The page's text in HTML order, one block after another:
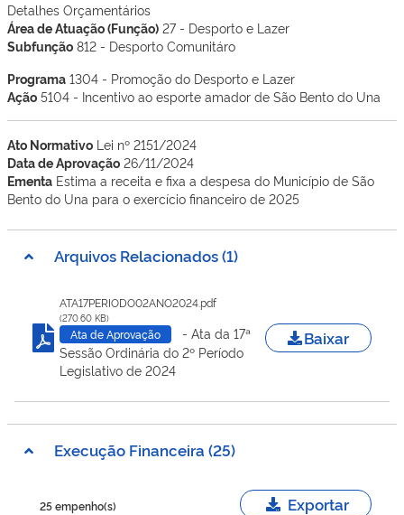
Detalhes Orçamentários
Área de Atuação (Função) 27 - Desporto e Lazer
Subfunção 812 - Desporto Comunitáro
Programa 1304 - Promoção do Desporto e Lazer
Ação 5104 - Incentivo ao esporte amador de São Bento do Una
Ato Normativo Lei nº 2151/2024
Data de Aprovação 26/11/2024
Ementa Estima a receita e fixa a despesa do Município de São
Bento do Una para o exercício financeiro de 2025
Arquivos Relacionados (1)
ATA17PERIODO02ANO2024.pdf
(270.60 KB)
Ata de Aprovação
- Ata da 17ª
Sessão Ordinária do 2º Período
Legislativo de 2024
Baixar
Execução Financeira (25)
25 empenho(s) Exportar